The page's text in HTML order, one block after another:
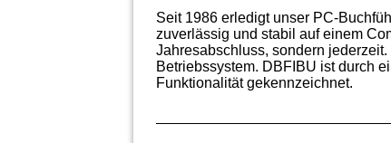
Seit 1986 erledigt unser PC-
zuverlässig und stabil auf einem
Jahresabschluss, sondern
Betriebssystem. DBFIBU ist durch
Funktionalität gekennzeichnet.